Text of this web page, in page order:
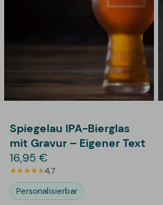
Spiegelau IPA-Bierglas
mit Gravur – Eigener Text
16,95 €
4,7
Personalisierbar